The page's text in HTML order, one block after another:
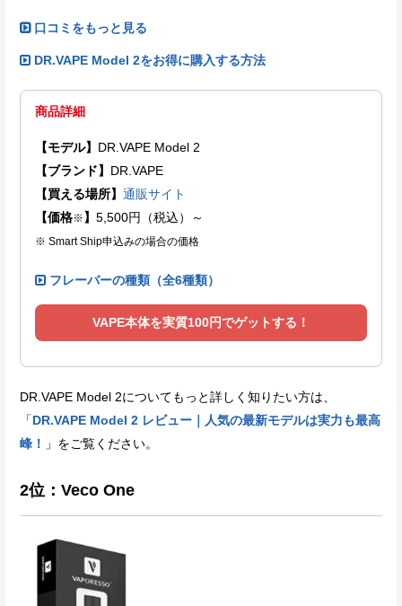
口コミをもっと見る
DR.VAPE Model 2をお得に購入する方法
商品詳細
【モデル】 DR.VAPE Model 2
【ブランド】 DR.VAPE
【買える場所】 通販サイト
【価格※ 】 5,500円（税込）～
※ Smart Ship申込みの場合の価格
フレーバーの種類（全6種類）
VAPE本体を実質100円でゲットする！
DR.VAPE Model 2についてもっと詳しく知りたい方は、
「DR.VAPE Model 2 レビュー｜人気の最新モデルは実力も最高
峰！
」をご覧ください。
2位：Veco One